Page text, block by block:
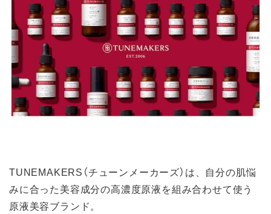
TUNEMAKERS（チューンメーカーズ）は、自分の肌悩
みに合った美容成分の高濃度原液を組み合わせて使う
原液美容ブランド。